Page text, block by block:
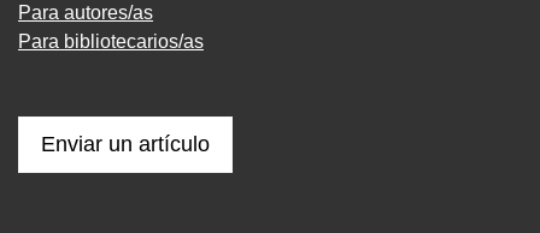
Para autores/as
Para bibliotecarios/as
Enviar un artículo